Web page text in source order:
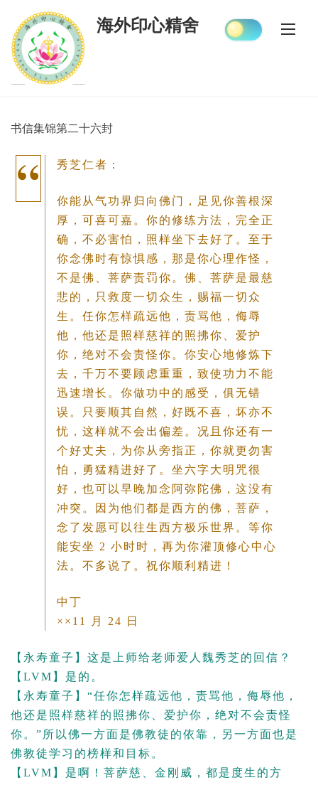
content
海外印心精舍
书信集锦第二十六封
秀芝仁者：
你能从气功界归向佛门，足见你善根深
厚，可喜可嘉。你的修练方法，完全正
确，不必害怕，照样坐下去好了。至于
你念佛时有惊惧感，那是你心理作怪，
不是佛、菩萨责罚你。佛、菩萨是最慈
悲的，只救度一切众生，赐福一切众
生。任你怎样疏远他，责骂他，侮辱
他，他还是照样慈祥的照拂你、爱护
你，绝对不会责怪你。你安心地修炼下
去，千万不要顾虑重重，致使功力不能
迅速增长。你做功中的感受，俱无错
误。只要顺其自然，好既不喜，坏亦不
忧，这样就不会出偏差。况且你还有一
个好丈夫，为你从旁指正，你就更勿害
怕，勇猛精进好了。坐六字大明咒很
好，也可以早晚加念阿弥陀佛，这没有
冲突。因为他们都是西方的佛，菩萨，
念了发愿可以往生西方极乐世界。等你
能安坐 2 小时时，再为你灌顶修心中心
法。不多说了。祝你顺利精进！
中丁
××11 月 24 日
【永寿童子】这是上师给老师爱人魏秀芝的回信？
【LVM】是的。
【永寿童子】“任你怎样疏远他，责骂他，侮辱他，
他还是照样慈祥的照拂你、爱护你，绝对不会责怪
你。”所以佛一方面是佛教徒的依靠，另一方面也是
佛教徒学习的榜样和目标。
【LVM】是啊！菩萨慈、金刚威，都是度生的方